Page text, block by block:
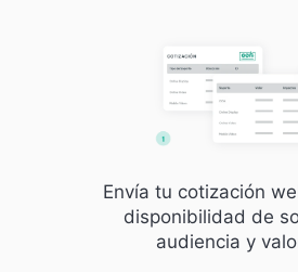
Envía tu cotización
disponibilidad de
audiencia y